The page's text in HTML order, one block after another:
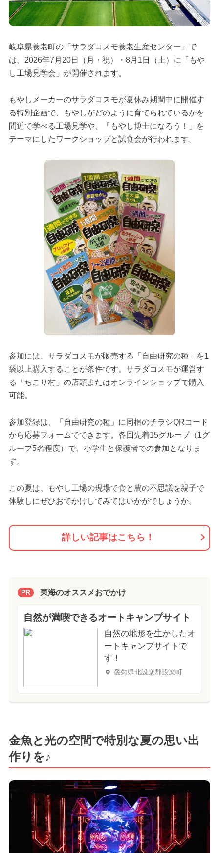
岐阜県養老町の「サラダコスモ養老生産センター」で
は、2026年7月20日（月・祝）・8月1日（土）に「もや
し工場見学会」が開催されます。
もやしメーカーのサラダコスモが夏休み期間中に開催す
る特別企画で、もやしがどのように育てられているかを
間近で学べる工場見学や、「もやし博士になろう！」を
テーマにしたワークショップと試食会が行われます。
参加には、サラダコスモが販売する「自由研究の種」を1
袋以上購入することが条件です。サラダコスモが運営す
る「ちこり村」の店頭またはオンラインショップで購入
可能。
参加登録は、「自由研究の種」に同梱のチラシQRコード
から応募フォームでできます。各回先着15グループ（1グ
ループ5名程度）で、小学生と保護者での参加となりま
す。
この夏は、もやし工場の現場で食と農の不思議を親子で
体験しにぜひおでかけしてみてはいかがでしょうか。
詳しい記事はこちら！
PR 東海のオススメおでかけ
自然が満喫できるオートキャンプサイト
自然の地形を生かしたオ
ートキャンプサイトで
す！
愛知県北設楽郡設楽町
金魚と光の空間で特別な夏の思い出
作りを♪